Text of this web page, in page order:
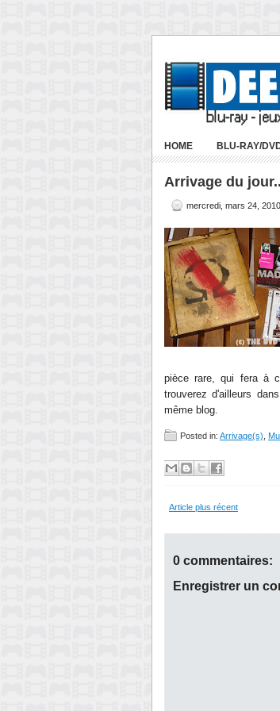
HOME BLU-RAY/
Arrivage du
mercredi, mars 24, 2010
pièce rare, qui fera à
trouverez d'ailleurs
même blog.
Posted in: Arrivage(s)
Article plus récent
0 commentaires:
Enregistrer un